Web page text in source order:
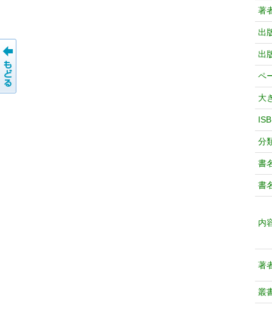
著
出
出
ペ
大
分
書
書
内
著
叢